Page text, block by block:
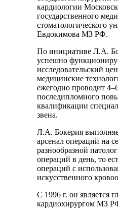
кардиологии
государственного
стоматологического
Евдокимова МЗ РФ.
По инициативе Л.А.
успешно
исследовательский
медицинские
ежегодно проводит
последипломного
квалификации
звена.
Л.А. Бокерия
арсенал операций на
разнообразной
операций в день, то
операций с
искусственного
С 1996 г. он является
кардиохирургом МЗ